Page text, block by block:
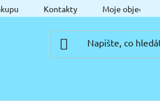
Kontakty Moje objednávka